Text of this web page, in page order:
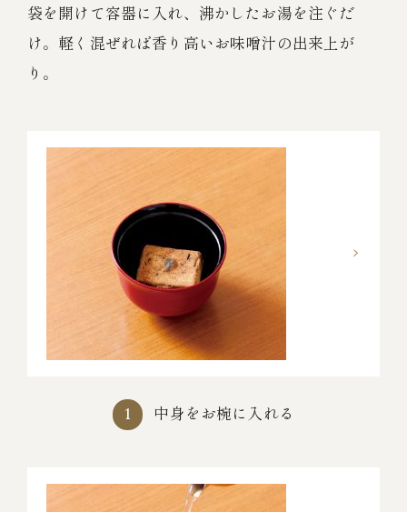
袋を開けて容器に入れ、沸かしたお湯を注ぐだ
け。 軽く混ぜれば香り高いお味噌汁の出来上が
り。
1 中身をお椀に入れる